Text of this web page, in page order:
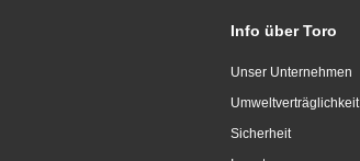
Info über Toro
Unser Unternehmen
Umweltverträglichkeit
Sicherheit